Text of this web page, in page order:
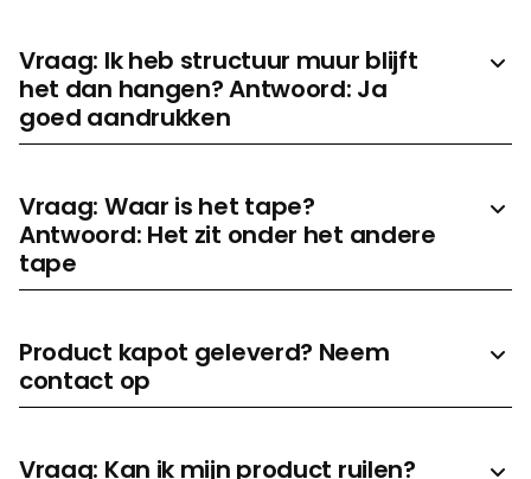
Vraag: Ik heb structuur muur blijft
het dan hangen? Antwoord: Ja
goed aandrukken
Vraag: Waar is het tape?
Antwoord: Het zit onder het andere
tape
Product kapot geleverd? Neem
contact op
Vraag: Kan ik mijn product ruilen?